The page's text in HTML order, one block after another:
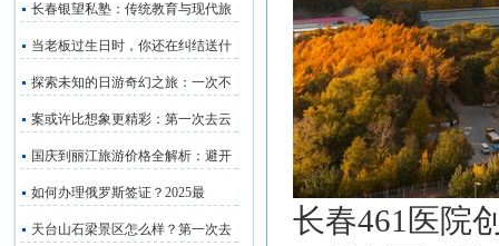
长春银望私塾：传统教育与现代旅
当老板过生日时，你还在纠结送什
探索未知的日游奇幻之旅：一次不
案或许比想象更精彩：第一次去云
国庆到丽江旅游价格全解析：避开
如何办理俄罗斯签证？2025最
天台山石梁景区怎么样？第一次去
长春461医院